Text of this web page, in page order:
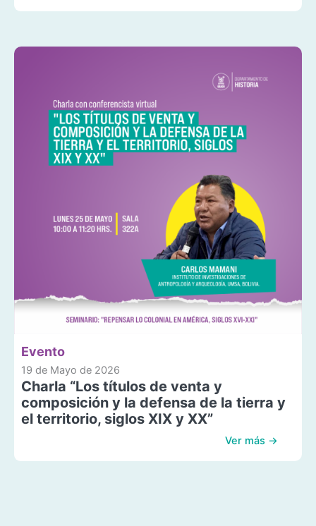
Evento
19 de Mayo de 2026
Charla “Los títulos de venta y
composición y la defensa de la tierra y
el territorio, siglos XIX y XX”
Ver más →